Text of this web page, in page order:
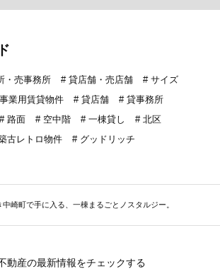
・売事務所 貸店舗・売店舗
サイズ
事業用賃貸物件 貸店舗
貸事務所
路面 空中階 一棟貸し
北区
古レトロ物件 グッドリッチ
中崎町で手に入る、一棟まるごとノスタルジー。
動産の最新情報をチェックする